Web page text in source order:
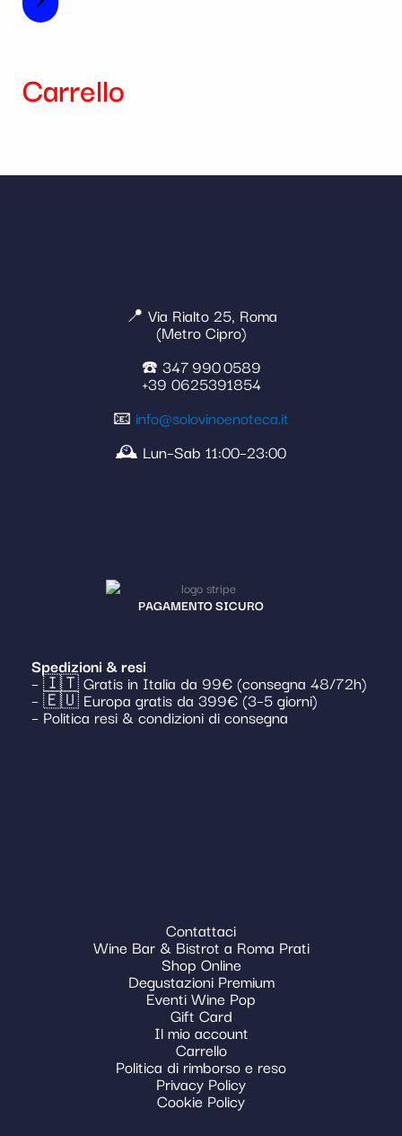
Carrello
📍 Via Rialto 25, Roma
(Metro Cipro)
☎️ 347 990 0589
+39 0625391854
📧 info@solovinoenoteca.it
🕰️ Lun–Sab 11:00–23:00
PAGAMENTO SICURO
Spedizioni & resi
– 🇮🇹 Gratis in Italia da 99€ (consegna 48/72h)
– 🇪🇺 Europa gratis da 399€ (3–5 giorni)
– Politica resi & condizioni di consegna
Contattaci
Wine Bar & Bistrot a Roma Prati
Shop Online
Degustazioni Premium
Eventi Wine Pop
Gift Card
Il mio account
Carrello
Politica di rimborso e reso
Privacy Policy
Cookie Policy